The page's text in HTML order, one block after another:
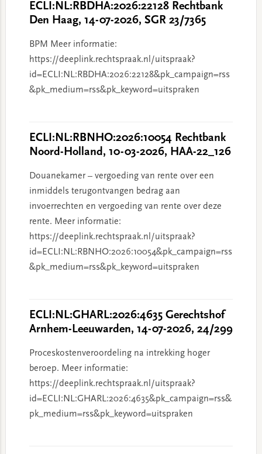
ECLI:NL:RBDHA:2026:22128 Rechtbank
Den Haag, 14-07-2026, SGR 23/7365
BPM Meer informatie:
https://deeplink.rechtspraak.nl/uitspraak?
id=ECLI:NL:RBDHA:2026:22128&pk_campaign=rss
&pk_medium=rss&pk_keyword=uitspraken
ECLI:NL:RBNHO:2026:10054 Rechtbank
Noord-Holland, 10-03-2026, HAA-22_126
Douanekamer – vergoeding van rente over een
inmiddels terugontvangen bedrag aan
invoerrechten en vergoeding van rente over deze
rente. Meer informatie:
https://deeplink.rechtspraak.nl/uitspraak?
id=ECLI:NL:RBNHO:2026:10054&pk_campaign=rss
&pk_medium=rss&pk_keyword=uitspraken
ECLI:NL:GHARL:2026:4635 Gerechtshof
Arnhem-Leeuwarden, 14-07-2026, 24/299
Proceskostenveroordeling na intrekking hoger
beroep. Meer informatie:
https://deeplink.rechtspraak.nl/uitspraak?
id=ECLI:NL:GHARL:2026:4635&pk_campaign=rss&
pk_medium=rss&pk_keyword=uitspraken